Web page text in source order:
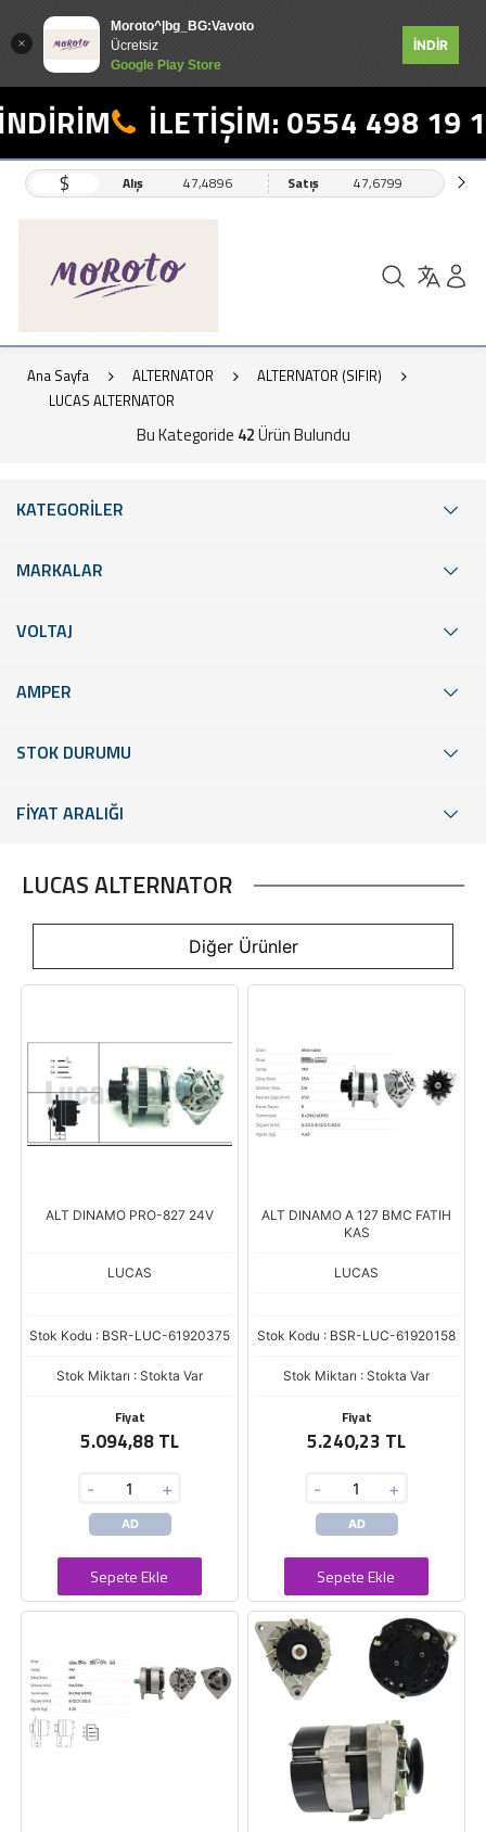
Moroto^|bg_BG:Vavoto
Ücretsiz
Google Play Store
İNDİR
İLETİŞİM: 0554 498 19 17
$ Alış 47,4896 Satış 47,6799
Ana Sayfa ALTERNATOR
ALTERNATOR (SIFIR)
LUCAS ALTERNATOR
Bu Kategoride 42Ürün Bulundu
KATEGORİLER
MARKALAR
VOLTAJ
AMPER
STOK DURUMU
FİYAT ARALIĞI
LUCAS ALTERNATOR
Diğer Ürünler
ALT DINAMO PRO-827 24V
LUCAS
Stok Kodu : BSR-LUC-61920375
Stok Miktarı : Stokta Var
Fiyat
5.094,88 TL
- +
AD
Sepete Ekle
ALT DINAMO A 127 BMC FATIH
KAS
LUCAS
Stok Kodu : BSR-LUC-61920158
Stok Miktarı : Stokta Var
Fiyat
5.240,23 TL
- +
AD
Sepete Ekle